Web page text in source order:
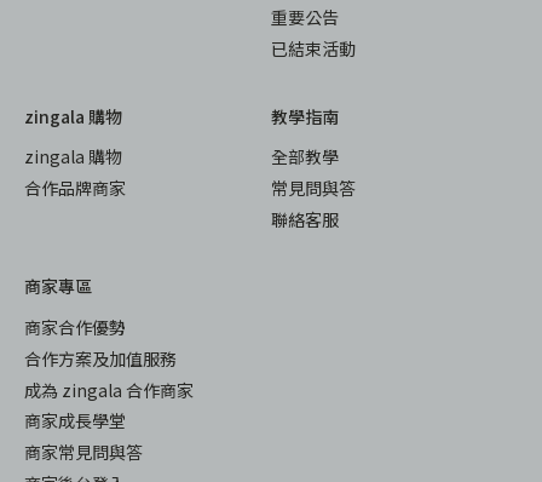
重要公告
已結束活動
zingala 購物
zingala 購物
合作品牌商家
教學指南
全部教學
常見問與答
聯絡客服
商家專區
商家合作優勢
合作方案及加值服務
成為 zingala 合作商家
商家成長學堂
商家常見問與答